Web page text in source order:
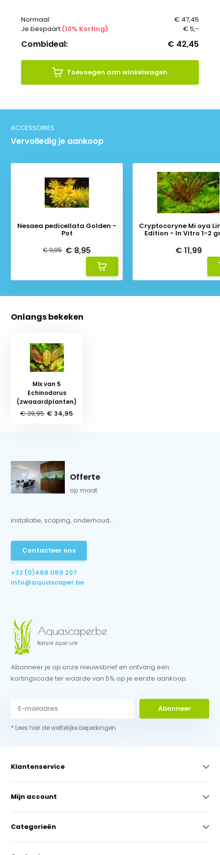
Normaal:
€ 47,45
Je bespaart (10% Korting) € 5,-
Combideal: € 42,45
Toevoegen aan winkelwagen
ACCESSOIRES
Vervolledig je aankoop
Nesaea pedicellata Golden -
Pot
€ 9,95 € 8,95
Cryptocoryne Mi oya
Edition - In Vitro 1-2
€ 11,99
Onlangs bekeken
Mix van 5
Echinodorus
(zwaaardplanten)
€ 39,95 € 34,95
Offerte
op maat
installatie, scaping, onderhoud...
Contacteer ons
+32 (0)468 089 207
info@aquascaper.be
Abonneer je op onze nieuwsbrief en ontvang een
kortingscode ter waarde van 5% op je eerste aankoop.
Abonneer
* Lees hier de wettelijke beperkingen
Klantenservice
Mijn account
Categorieën